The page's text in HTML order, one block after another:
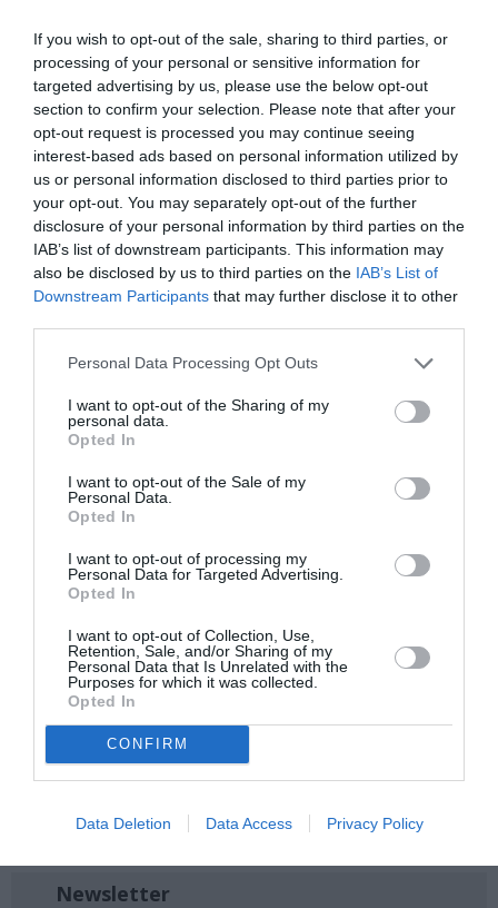
If you wish to opt-out of the sale, sharing to third parties, or
processing of your personal or sensitive information for
targeted advertising by us, please use the below opt-out
section to confirm your selection. Please note that after your
opt-out request is processed you may continue seeing
interest-based ads based on personal information utilized by
us or personal information disclosed to third parties prior to
your opt-out. You may separately opt-out of the further
disclosure of your personal information by third parties on the
IAB’s list of downstream participants. This information may
also be disclosed by us to third parties on the IAB’s List of
Downstream Participants that may further disclose it to other
Personal Data Processing Opt Outs
I want to opt-out of the Sharing of my
personal data.
Opted In
I want to opt-out of the Sale of my
Personal Data.
Opted In
I want to opt-out of processing my
Personal Data for Targeted Advertising.
Opted In
I want to opt-out of Collection, Use,
Retention, Sale, and/or Sharing of my
Personal Data that Is Unrelated with the
Purposes for which it was collected.
Opted In
CONFIRM
Data Deletion Data Access Privacy Policy
Τοποθεσία:
Στέγη Ιδρύματος Ωνάση (Μικρή Σκηνή), Λ. Συγγρού
107-109, Αθήνα
Στέγη Ιδρύματος Ωνάση
Eισιτήρια:
Κανονικό εισιτήριο: 12€
Μειωμένο εισιτήριο, Φίλος, Κάτοικος Γειτονιάς:
έκπτωση 20% επί της τιμής του κανονικού εισιτηρίου
Παρέα 5-9 άτομα: έκπτωση 10% επί της τιμής του
κανονικού εισιτηρίου
Πληροφορίες / Κρατήσεις:
onassis.org
Ακολουθήστε το Culturenow.gr στο Google News
μάθετε πρώτοι όλες τις ειδήσεις
Δείτε όλα τατελευταία νέαγια την Τέχνη και τον
Πολιτισμό στο
Νέοι Διαγωνισμοί❯
Tags
VIDEO ART - INSTALLATIONS
ΣΥΓΧΡΟΝΟΣ ΧΟΡΟΣ
ΦΕΣΤΙΒΑΛ ΧΟΡΟΥ
Newsletter